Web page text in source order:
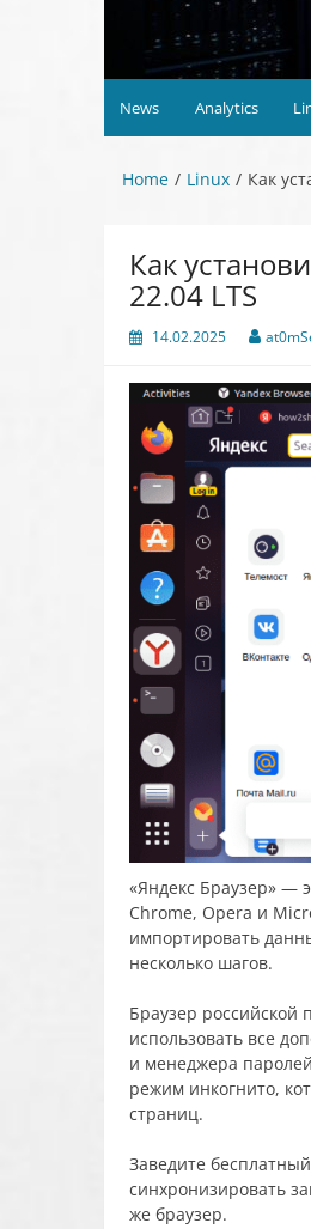
News Analytics
Home Linux Как
Как
22.04 LTS
14.02.2025
«Яндекс Браузер» —
Chrome, Opera и
импортировать
несколько шагов.
Браузер
использовать все
и менеджера
режим инкогнито,
страниц.
Заведите
синхронизировать
же браузер.